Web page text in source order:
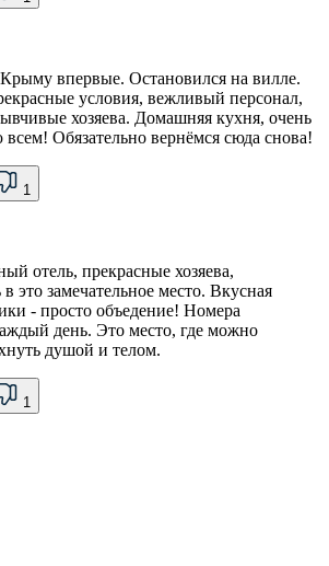
впервые. Остановился на вилле.
условия, вежливый персонал,
хозяева. Домашняя кухня, очень
Обязательно вернёмся сюда снова!
1
отель, прекрасные хозяева,
в это замечательное место. Вкусная
- просто объедение! Номера
день. Это место, где можно
душой и телом.
1